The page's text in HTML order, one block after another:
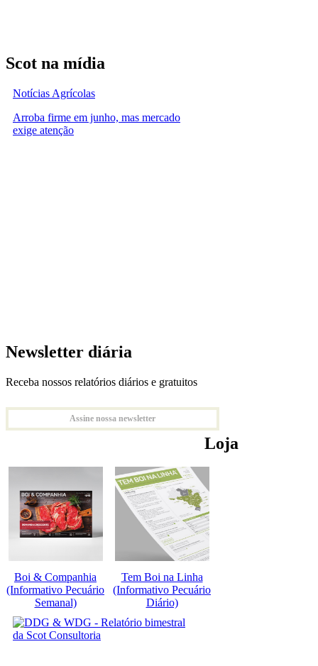
Scot na mídia
Notícias Agrícolas
Arroba firme em junho, mas mercado
exige atenção
Newsletter diária
Receba nossos relatórios diários e gratuitos
Assine nossa newsletter
Loja
Boi & Companhia
(Informativo Pecuário
Semanal)
Tem Boi na Linha
(Informativo Pecuário
Diário)